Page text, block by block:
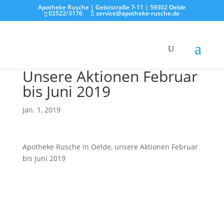
Apotheke Rusche | Geiststraße 7-11 | 59302 Oelde
02522/3176 service@apotheke-rusche.de
Unsere Aktionen Februar
bis Juni 2019
Jan. 1, 2019
Apotheke Rusche in Oelde, unsere Aktionen Februar
bis Juni 2019